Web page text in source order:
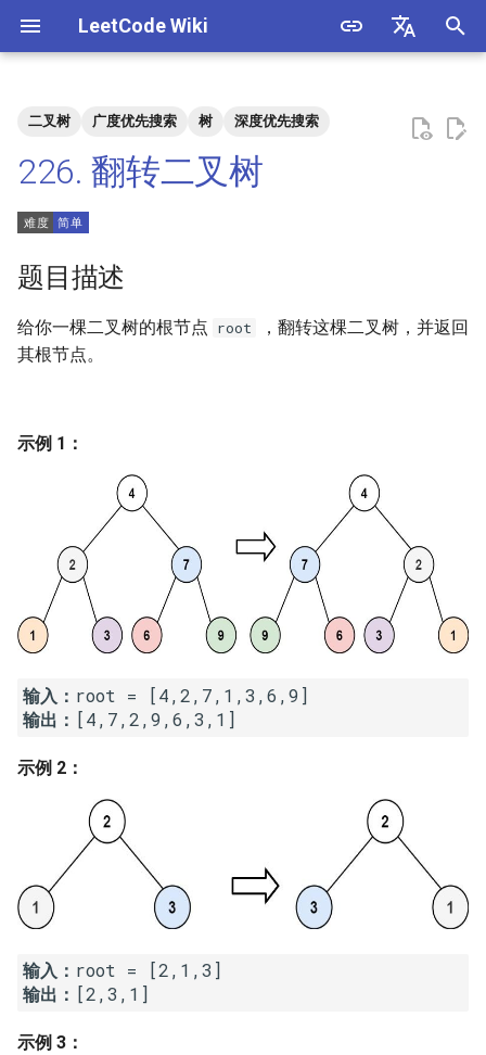
LeetCode Wiki
始
化
搜
引
7. 重建二叉树
10.2. 青蛙跳台阶问题
11. 旋转数组的最小数字
12. 矩阵中的路径
14.1. 剪绳子
15. 二进制中 1 的个数
16. 数值的整数次方
18. 删除链表的节点
数
4. 只出现一次的数字
6. 排序数组中两个数字之和
7. 数组中和为 0 的三个数
8. 和大于等于 target 的最短子
9. 乘积小于 K 的子数组
11. 和 1 个数相同的子数组
12. 左右两边子数组的和相等
13. 二维子矩阵的和
14. 字符串中的变位词
16. 不含重复字符的最长子字
1.5. 一次编辑
1.9. 字符串轮转
2.1. 移除重复节点
2.3. 删除中间节点
2.5. 链表求和
2.6. 回文链表
2.8. 环路检测
二叉树 广度优先搜索 树 深度优先搜索
226. 翻转二叉树
题目描述
给你一棵二叉树的根节点 root
，翻转这棵二叉树，并返回
其根节点。
示例 1：
输入：
输出：
示例 2：
输入：
输出：
示例 3：